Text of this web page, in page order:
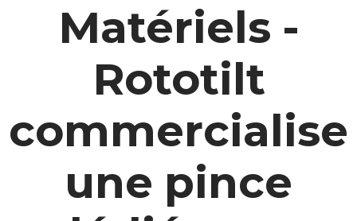
Matériels -
Rototilt
commercialise
une pince